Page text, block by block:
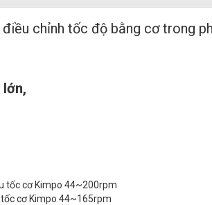
chỉnh tốc độ bằng cơ trong
tốc cơ Kimpo 44~165rpm